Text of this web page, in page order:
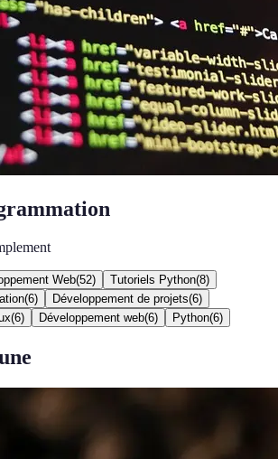
Web(52) Tutoriels Python(8)
(6) Développement de projets(6)
(6) Développement web(6) Python(6)